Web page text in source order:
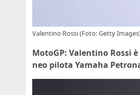
Valentino Rossi (Foto: Getty
MotoGP: Valentino Rossi
neo pilota Yamaha